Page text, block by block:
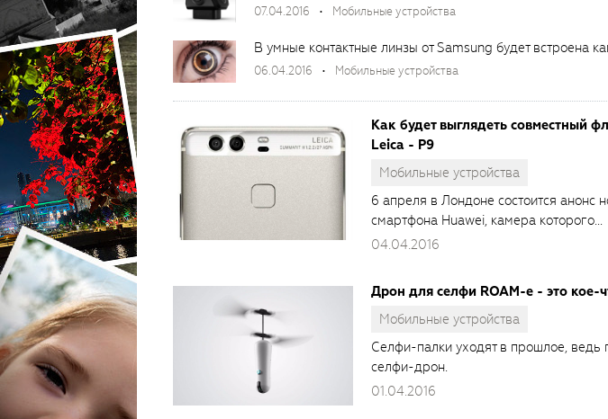
07.04.2016 Мобильные устройства
В умные контактные линзы от Samsung будет встроена
06.04.2016 Мобильные устройства
Как будет выглядеть совместный
Leica - P9
Мобильные устройства
6 апреля в Лондоне состоится анонс
смартфона Huawei, камера которого...
04.04.2016
Дрон для селфи ROAM-e - это кое-
Мобильные устройства
Селфи-палки уходят в прошлое, ведь
селфи-дрон.
01.04.2016